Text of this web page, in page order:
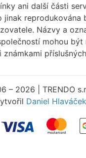
ani další části
jinak reprodukována
Názvy a
mohou být
známkami
– 2026 | TRENDO
Daniel Hlaváček